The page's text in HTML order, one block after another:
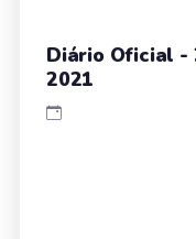
Diário Oficial -
2021